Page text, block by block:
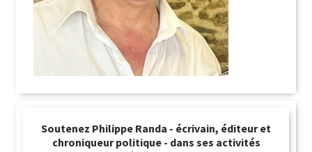
Soutenez Philippe Randa - écrivain, éditeur et
chroniqueur politique - dans ses activités